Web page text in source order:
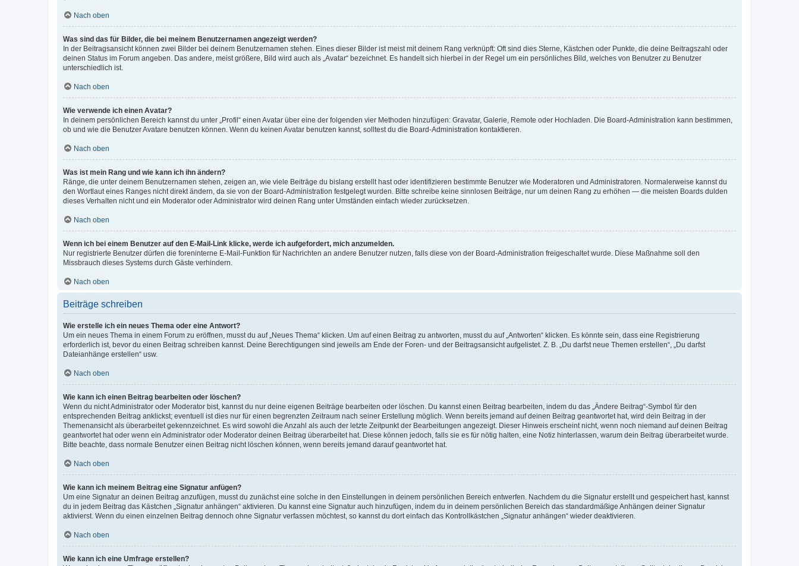
Nach oben
Was sind das für Bilder, die bei meinem Benutzernamen angezeigt werden?
In der Beitragsansicht können zwei Bilder bei deinem Benutzernamen stehen. Eines dieser Bilder ist meist mit deinem Rang verknüpft: Oft sind dies Sterne, Kästchen oder Punkte, die deine Beitragszahl oder
deinen Status im Forum angeben. Das andere, meist größere, Bild wird auch als „Avatar“ bezeichnet. Es handelt sich hierbei in der Regel um ein persönliches Bild, welches von Benutzer zu Benutzer
unterschiedlich ist.
Nach oben
Wie verwende ich einen Avatar?
In deinem persönlichen Bereich kannst du unter „Profil“ einen Avatar über eine der folgenden vier Methoden hinzufügen: Gravatar, Galerie, Remote oder Hochladen. Die Board-Administration kann bestimmen,
ob und wie die Benutzer Avatare benutzen können. Wenn du keinen Avatar benutzen kannst, solltest du die Board-Administration kontaktieren.
Nach oben
Was ist mein Rang und wie kann ich ihn ändern?
Ränge, die unter deinem Benutzernamen stehen, zeigen an, wie viele Beiträge du bislang erstellt hast oder identifizieren bestimmte Benutzer wie Moderatoren und Administratoren. Normalerweise kannst du
den Wortlaut eines Ranges nicht direkt ändern, da sie von der Board-Administration festgelegt wurden. Bitte schreibe keine sinnlosen Beiträge, nur um deinen Rang zu erhöhen — die meisten Boards dulden
dieses Verhalten nicht und ein Moderator oder Administrator wird deinen Rang unter Umständen einfach wieder zurücksetzen.
Nach oben
Wenn ich bei einem Benutzer auf den E-Mail-Link klicke, werde ich aufgefordert, mich anzumelden.
Nur registrierte Benutzer dürfen die foreninterne E-Mail-Funktion für Nachrichten an andere Benutzer nutzen, falls diese von der Board-Administration freigeschaltet wurde. Diese Maßnahme soll den
Missbrauch dieses Systems durch Gäste verhindern.
Nach oben
Beiträge schreiben
Wie erstelle ich ein neues Thema oder eine Antwort?
Um ein neues Thema in einem Forum zu eröffnen, musst du auf „Neues Thema“ klicken. Um auf einen Beitrag zu antworten, musst du auf „Antworten“ klicken. Es könnte sein, dass eine Registrierung
erforderlich ist, bevor du einen Beitrag schreiben kannst. Deine Berechtigungen sind jeweils am Ende der Foren- und der Beitragsansicht aufgelistet. Z. B. „Du darfst neue Themen erstellen“, „Du darfst
Dateianhänge erstellen“ usw.
Nach oben
Wie kann ich einen Beitrag bearbeiten oder löschen?
Wenn du nicht Administrator oder Moderator bist, kannst du nur deine eigenen Beiträge bearbeiten oder löschen. Du kannst einen Beitrag bearbeiten, indem du das „Ändere Beitrag“-Symbol für den
entsprechenden Beitrag anklickst; eventuell ist dies nur für einen begrenzten Zeitraum nach seiner Erstellung möglich. Wenn bereits jemand auf deinen Beitrag geantwortet hat, wird dein Beitrag in der
Themenansicht als überarbeitet gekennzeichnet. Es wird sowohl die Anzahl als auch der letzte Zeitpunkt der Bearbeitungen angezeigt. Dieser Hinweis erscheint nicht, wenn noch niemand auf deinen Beitrag
geantwortet hat oder wenn ein Administrator oder Moderator deinen Beitrag überarbeitet hat. Diese können jedoch, falls sie es für nötig halten, eine Notiz hinterlassen, warum dein Beitrag überarbeitet wurde.
Bitte beachte, dass normale Benutzer einen Beitrag nicht löschen können, wenn bereits jemand darauf geantwortet hat.
Nach oben
Wie kann ich meinem Beitrag eine Signatur anfügen?
Um eine Signatur an deinen Beitrag anzufügen, musst du zunächst eine solche in den Einstellungen in deinem persönlichen Bereich entwerfen. Nachdem du die Signatur erstellt und gespeichert hast, kannst
du in jedem Beitrag das Kästchen „Signatur anhängen“ aktivieren. Du kannst eine Signatur auch hinzufügen, indem du in deinem persönlichen Bereich das standardmäßige Anhängen deiner Signatur
aktivierst. Wenn du einen einzelnen Beitrag dennoch ohne Signatur verfassen möchtest, so kannst du dort einfach das Kontrollkästchen „Signatur anhängen“ wieder deaktivieren.
Nach oben
Wie kann ich eine Umfrage erstellen?